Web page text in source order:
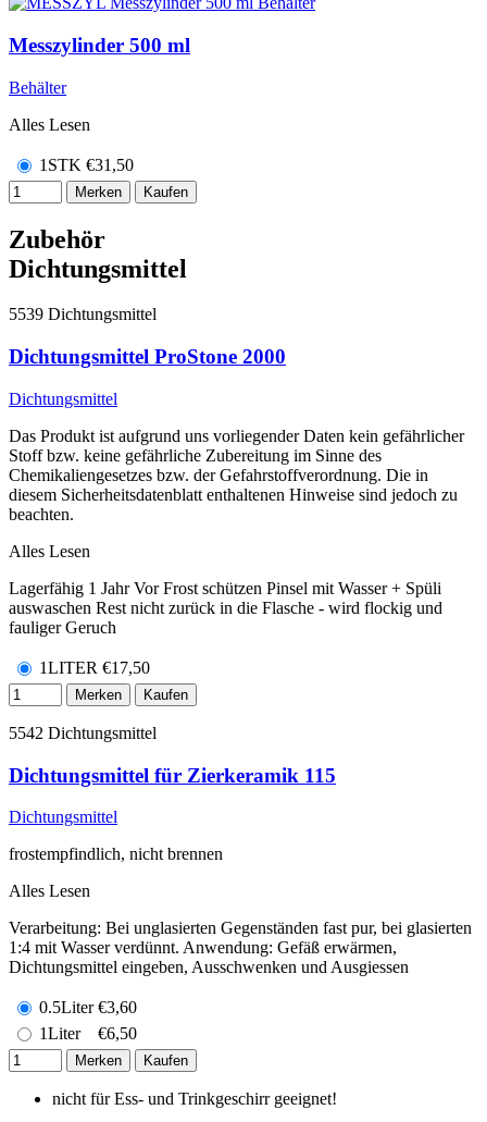
Messzylinder 500 ml
Behälter
Alles Lesen
1STK €31,50
Merken Kaufen
Zubehör
Dichtungsmittel
5539 Dichtungsmittel
Dichtungsmittel ProStone 2000
Dichtungsmittel
Das Produkt ist aufgrund uns vorliegender Daten kein gefährlicher
Stoff bzw. keine gefährliche Zubereitung im Sinne des
Chemikaliengesetzes bzw. der Gefahrstoffverordnung. Die in
diesem Sicherheitsdatenblatt enthaltenen Hinweise sind jedoch zu
beachten.
Alles Lesen
Lagerfähig 1 Jahr Vor Frost schützen Pinsel mit Wasser + Spüli
auswaschen Rest nicht zurück in die Flasche - wird flockig und
fauliger Geruch
1LITER €17,50
Merken Kaufen
5542 Dichtungsmittel
Dichtungsmittel für Zierkeramik 115
Dichtungsmittel
frostempfindlich, nicht brennen
Alles Lesen
Verarbeitung: Bei unglasierten Gegenständen fast pur, bei glasierten
1:4 mit Wasser verdünnt. Anwendung: Gefäß erwärmen,
Dichtungsmittel eingeben, Ausschwenken und Ausgiessen
0.5Liter €3,60
1Liter
€6,50
Merken Kaufen
nicht für Ess- und Trinkgeschirr geeignet!